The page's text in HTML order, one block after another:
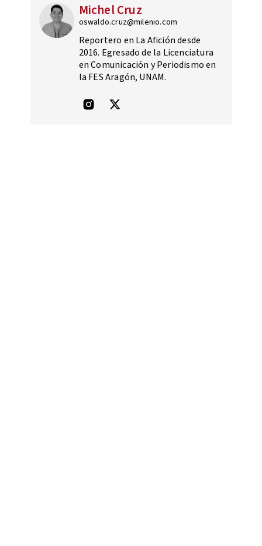
Michel Cruz
oswaldo.cruz@milenio.com
Reportero en La Afición desde
2016. Egresado de la Licenciatura
en Comunicación y Periodismo en
la FES Aragón, UNAM.